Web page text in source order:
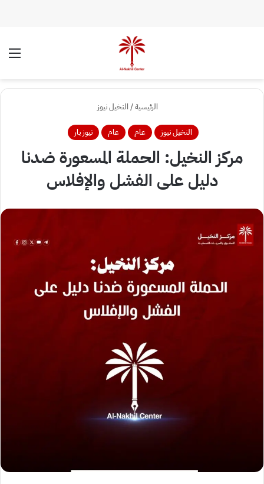
الرئيسية/ النخيل نيوز
النخيل نيوز عام عام نيوز بار
مركز النخيل: الحملة المسعورة ضدنا
دليل على الفشل والإفلاس